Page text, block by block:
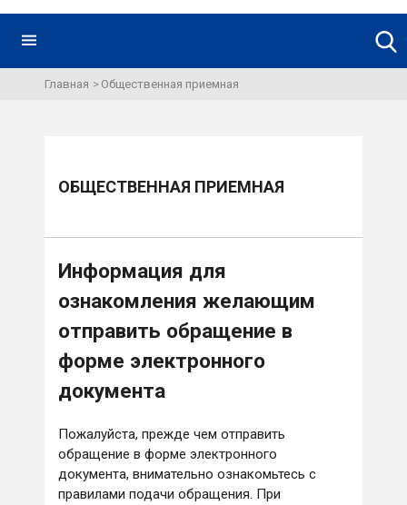
Главная Общественная приемная
ОБЩЕСТВЕННАЯ ПРИЕМНАЯ
Информация для
ознакомления желающим
отправить обращение в
форме электронного
документа
Пожалуйста, прежде чем отправить
обращение в форме электронного
документа, внимательно ознакомьтесь с
правилами подачи обращения. При